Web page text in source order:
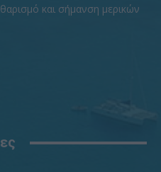
και σήμανση μερικών